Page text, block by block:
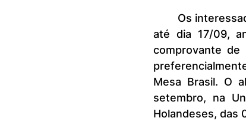
até dia 17/09,
comprovante
Mesa Brasil. O
setembro, na
Holandeses, das